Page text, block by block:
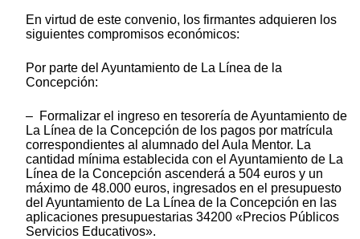
En virtud de este convenio, los firmantes adquieren los
siguientes compromisos económicos:
Por parte del Ayuntamiento de La Línea de la
Concepción:
– Formalizar el ingreso en tesorería de Ayuntamiento de
La Línea de la Concepción de los pagos por matrícula
correspondientes al alumnado del Aula Mentor. La
cantidad mínima establecida con el Ayuntamiento de La
Línea de la Concepción ascenderá a 504 euros y un
máximo de 48.000 euros, ingresados en el presupuesto
del Ayuntamiento de La Línea de la Concepción en las
aplicaciones presupuestarias 34200 «Precios Públicos
Servicios Educativos».